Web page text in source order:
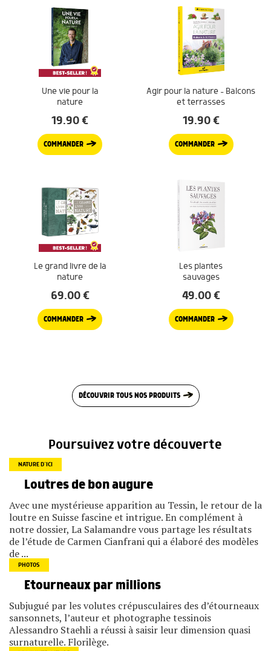
Une vie pour la
nature
19.90€
COMMANDER
Agir pour la nature – Balcons
et terrasses
19.90€
COMMANDER
Le grand livre de la
nature
69.00€
COMMANDER
Les plantes
sauvages
49.00€
COMMANDER
DÉCOUVRIR TOUS NOS PRODUITS
Poursuivez votre découverte
NATURE D’ICI
Loutres de bon augure
Avec une mystérieuse apparition au Tessin, le retour de la
loutre en Suisse fascine et intrigue. En complément à
notre dossier, La Salamandre vous partage les résultats
de l’étude de Carmen Cianfrani qui a élaboré des modèles
de ...
PHOTOS
Etourneaux par millions
Subjugué par les volutes crépusculaires des d’étourneaux
sansonnets, l’auteur et photographe tessinois
Alessandro Staehli a réussi à saisir leur dimension quasi
surnaturelle. Florilège.